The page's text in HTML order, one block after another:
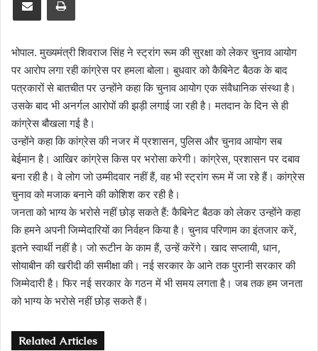
भोपाल. मुख्यमंत्री शिवराज सिंह ने स्ट्रांग रूम की सुरक्षा को लेकर चुनाव आयोग
पर आरोप लगा रही कांग्रेस पर हमला बोला। बुधवार को कैबिनेट बैठक के बाद
पत्रकारों से बातचीत पर उन्होंने कहा कि चुनाव आयोग एक संवैधानिक संस्था है।
उसके बाद भी अनर्गल आरोपों की झड़ी लगाई जा रही है। मतदान के दिन से ही
कांग्रेस बौखला गई है।
उन्होंने कहा कि कांग्रेस की नजर में प्रशासन, पुलिस और चुनाव आयोग सब
बेईमान है। आखिर कांग्रेस किस पर भरोसा करेगी। कांग्रेस, प्रशासन पर दबाव
बना रही है। वे लोग जो उम्मीदवार नहीं हैं, वह भी स्ट्रांग रूम में जा रहे हैं। कांग्रेस
चुनाव को मजाक बनाने की कोशिश कर रही है।
जनता को भाग्य के भरोसे नहीं छोड़ सकते हैं: कैबिनेट बैठक को लेकर उन्होंने कहा
कि हमने अपनी जिम्मेदारियों का निर्वहन किया है। चुनाव परिणाम का इंतजार करें,
इतने स्वार्थी नहीं है। जो रूटीन के काम हैं, उन्हें करेंगे। खाद सप्लायी, धान,
सोयाबीन की खरीदी की समीक्षा की। नई सरकार के आने तक पुरानी सरकार की
जिम्मेदारी है। फिर नई सरकार के गठन में भी समय लगता है। जब तक हम जनता
को भाग्य के भरोसे नहीं छोड़ सकते हैं।
Related Articles